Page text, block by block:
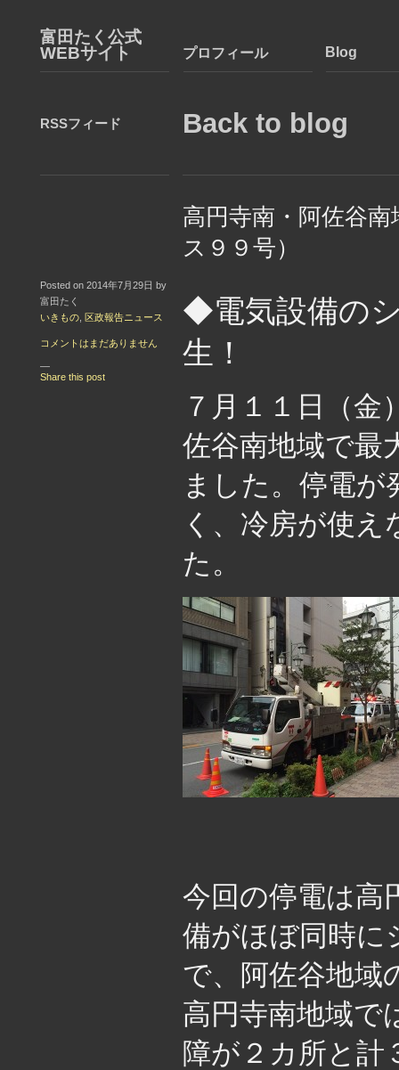
富田たく公式
WEBサイト
プロフィール Blog
RSSフィード Back to blog
高円寺南・阿佐谷
ス９９号）
Posted on 2014年7月29日 by
富田たく
いきもの 区政報告ニュース
コメントはまだありません
—
Share this post
◆電気設備の
生！
７月１１日（金
佐谷南地域で最
ました。停電
く、冷房が使
た。
今回の停電は高
備がほぼ同時に
で、阿佐谷地域
高円寺南地域で
障が２カ所と計